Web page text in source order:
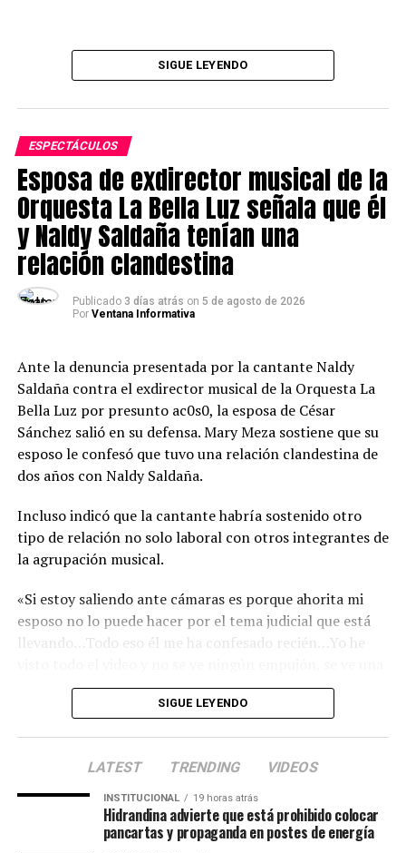
SIGUE LEYENDO
ESPECTÁCULOS
Esposa de exdirector musical de la
Orquesta La Bella Luz señala que él
y Naldy Saldaña tenían una
relación clandestina
Publicado 3 días atrás on 5 de agosto de 2026
Por Ventana Informativa
Ante la denuncia presentada por la cantante Naldy
Saldaña contra el exdirector musical de la Orquesta La
Bella Luz por presunto ac0s0, la esposa de César
Sánchez salió en su defensa. Mary Meza sostiene que su
esposo le confesó que tuvo una relación clandestina de
dos años con Naldy Saldaña.
Incluso indicó que la cantante habría sostenido otro
tipo de relación no solo laboral con otros integrantes de
la agrupación musical.
«Si estoy saliendo ante cámaras es porque ahorita mi
esposo no lo puede hacer por el tema judicial que está
llevando…Todo eso él me ha confesado recién…Yo he
mujer disfrutando que el otro la besa», refirió ante un
SIGUE LEYENDO
LATEST TRENDING VIDEOS
INSTITUCIONAL 19 horas atrás
Hidrandina advierte que está prohibido colocar
pancartas y propaganda en postes de energía